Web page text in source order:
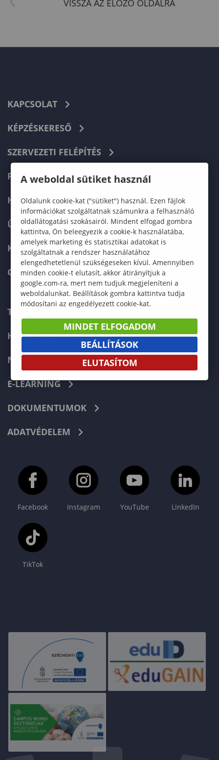
KAPCSOLAT
KÉPZÉSKERESŐ
SZERVEZETI FELÉPÍTÉS
FELVÉTELIZŐKNEK
HALLGATÓKNAK
ÜZLETI PARTNEREKNEK
KARRIER
GREEN UNIVERSITY
TELEFONKÖNYV
HIBABEJELENTÉS
NEPTUN
E-LEARNING
DOKUMENTUMOK
ADATVÉDELEM
Facebook Instagram YouTube LinkedIn
TikTok
A weboldal sütiket használ
Oldalunk cookie-kat ("sütiket") használ. Ezen fájlok
információkat szolgáltatnak számunkra a felhasználó
oldallátogatási szokásairól. Mindent elfogad gombra
kattintva, Ön beleegyezik a cookie-k használatába,
amelyek marketing és statisztikai adatokat is
szolgáltatnak a rendszer használatához
elengedhetetlenül szükségeseken kívül. Amennyiben
minden cookie-t elutasít, akkor átirányítjuk a
google.com-ra, mert nem tudjuk megjeleníteni a
weboldalunkat. Beállítások gombra kattintva tudja
módosítani az engedélyezett cookie-kat.
MINDET ELFOGADOM
BEÁLLÍTÁSOK
ELUTASÍTOM